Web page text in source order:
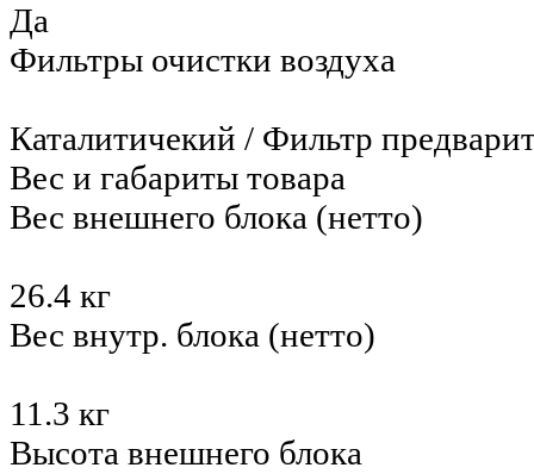
Да
Фильтры очистки воздуха
Каталитичекий / Фильтр
Вес и габариты товара
Вес внешнего блока (нетто)
26.4 кг
Вес внутр. блока (нетто)
11.3 кг
Высота внешнего блока